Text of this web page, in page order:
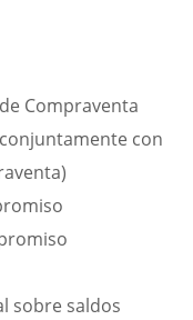
Compraventa
con
sobre saldos